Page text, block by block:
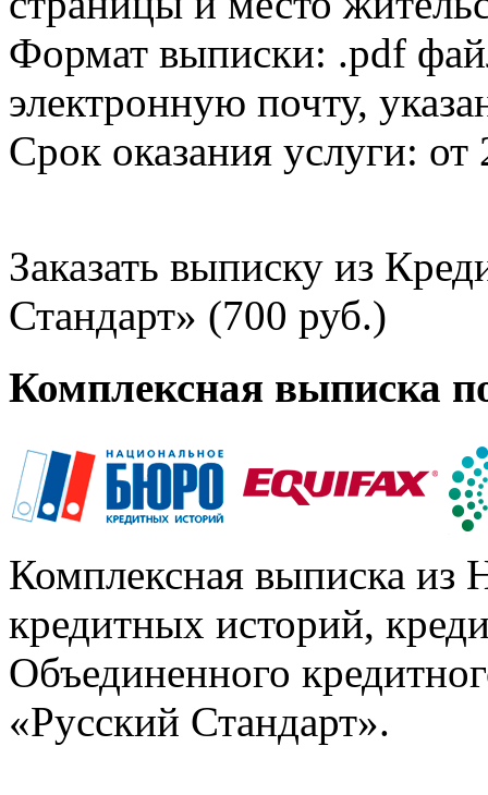
Формат выписки: .pdf
электронную почту,
Срок оказания услуги: от
Заказать выписку из
Стандарт» (700 руб.)
Комплексная выписка
Комплексная выписка из
кредитных историй,
Объединенного
«Русский Стандарт».